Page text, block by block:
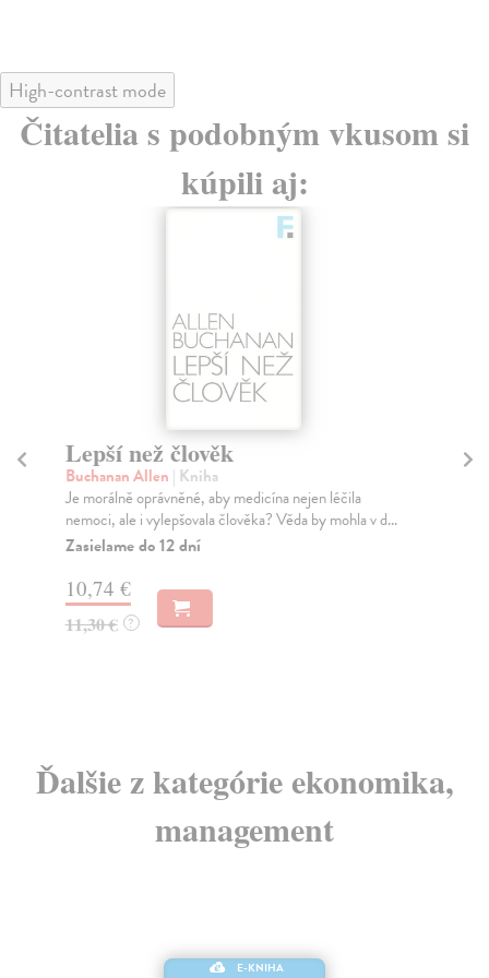
High-contrast mode
Čitatelia s podobným vkusom si
kúpili aj:
Grafologie - více než diagnostika
osobnosti
Jeřábek Jan| Kniha
PhDr. Jan Jeřábek vystudoval FFUK, obor
kulturologie. Jeho Úvod do grafologické diagnostiky
Zasielame do 12 dní
17,77 €
Ďalšie z kategórie ekonomika,
management
E-KNIHA